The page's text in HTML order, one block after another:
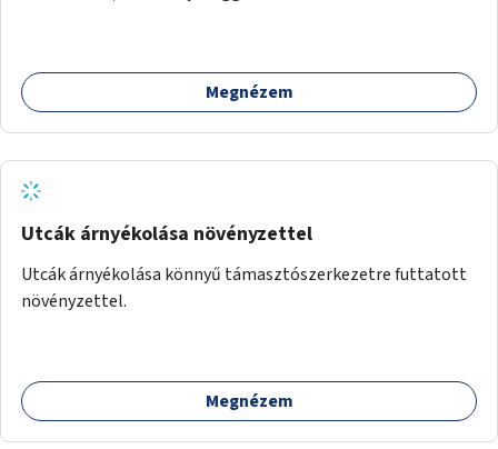
Megnézem
Utcák árnyékolása növényzettel
Utcák árnyékolása könnyű támasztószerkezetre futtatott
növényzettel.
Megnézem